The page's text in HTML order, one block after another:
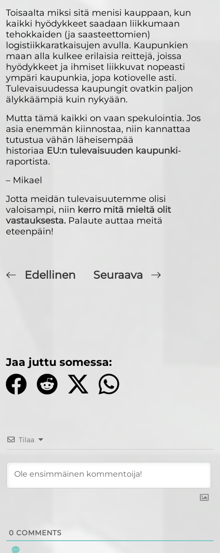
Toisaalta miksi sitä menisi kauppaan, kun
kaikki hyödykkeet saadaan liikkumaan
tehokkaiden (ja saasteettomien)
logistiikkaratkaisujen avulla. Kaupunkien
maan alla kulkee erilaisia reittejä, joissa
hyödykkeet ja ihmiset liikkuvat nopeasti
ympäri kaupunkia, jopa kotiovelle asti.
Tulevaisuudessa kaupungit ovatkin paljon
älykkäämpiä kuin nykyään.
Mutta tämä kaikki on vaan spekulointia. Jos
asia enemmän kiinnostaa, niin kannattaa
tutustua vähän läheisempää
historiaa EU:n tulevaisuuden kaupunki-
raportista.
– Mikael
Jotta meidän tulevaisuutemme olisi
valoisampi, niin kerro mitä mieltä olit
vastauksesta. Palaute auttaa meitä
eteenpäin!
Edellinen Seuraava
Jaa juttu somessa:
Tilaa
0 COMMENTS